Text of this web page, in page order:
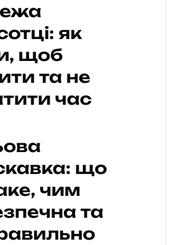
як
щоб
та не
час
що
чим
та